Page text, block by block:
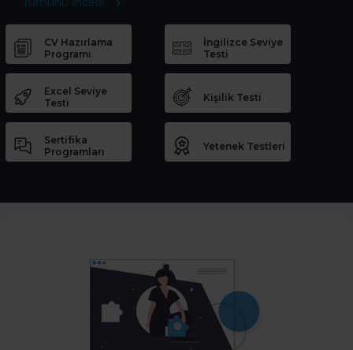
CV Hazırlama
Programı
İngilizce Seviye
Testi
Excel Seviye
Testi
Kişilik Testi
Sertifika
Programları
Yetenek Testleri